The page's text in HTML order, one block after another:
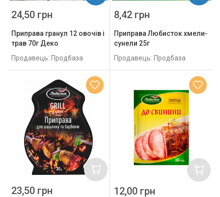
Приправа гранул 12 овочів і
трав 70г Деко
Продавець: Продбаза
24,50 грн
Приправа Любисток хмели-
сунели 25г
Продавець: Продбаза
8,42 грн
23,50 грн 12,00 грн